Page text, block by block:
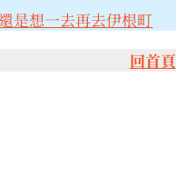
是想一去再去伊根町
回首頁